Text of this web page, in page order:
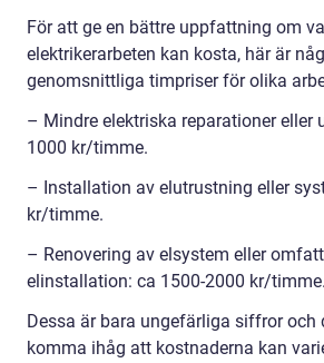
För att ge en bättre uppfattning om
elektrikerarbeten kan kosta, här är
genomsnittliga timpriser för olika
– Mindre elektriska reparationer eller
1000 kr/timme.
– Installation av elutrustning eller
kr/timme.
– Renovering av elsystem eller
elinstallation: ca 1500-2000 kr/timme.
Dessa är bara ungefärliga siffror och
komma ihåg att kostnaderna kan